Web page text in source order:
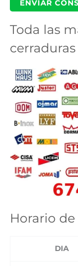
Toda las
cerraduras
Horario
DIA